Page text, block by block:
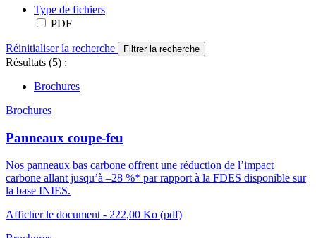
Type de fichiers
PDF
Réinitialiser la recherche Filtrer la recherche
Résultats (5) :
Brochures
Brochures
Panneaux coupe-feu
Nos panneaux bas carbone offrent une réduction de l’impact
carbone allant jusqu’à –28 %* par rapport à la FDES disponible sur
la base INIES.
Afficher le document - 222,00 Ko (pdf)